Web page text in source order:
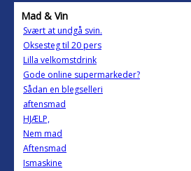
Mad & Vin
Svært at undgå svin.
Oksesteg til 20 pers
Lilla velkomstdrink
Gode online supermarkeder?
Sådan en blegselleri
aftensmad
HJÆLP,
Nem mad
Aftensmad
Ismaskine